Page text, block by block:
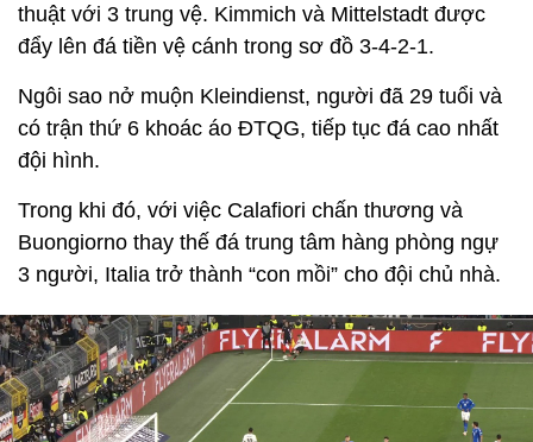
thuật với 3 trung vệ. Kimmich và Mittelstadt được
đẩy lên đá tiền vệ cánh trong sơ đồ 3-4-2-1.
Ngôi sao nở muộn Kleindienst, người đã 29 tuổi và
có trận thứ 6 khoác áo ĐTQG, tiếp tục đá cao nhất
đội hình.
Trong khi đó, với việc Calafiori chấn thương và
Buongiorno thay thế đá trung tâm hàng phòng ngự
3 người, Italia trở thành “con mồi” cho đội chủ nhà.